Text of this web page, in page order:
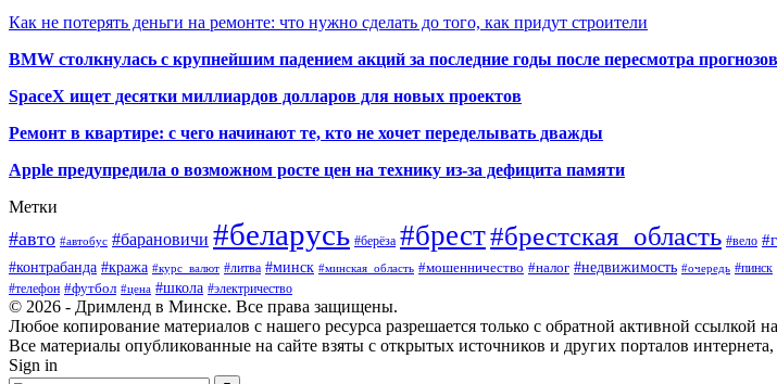
Как не потерять деньги на ремонте: что нужно сделать до того, как придут строители
BMW столкнулась с крупнейшим падением акций за последние годы после пересмотра прогнозов
SpaceX ищет десятки миллиардов долларов для новых проектов
Ремонт в квартире: с чего начинают те, кто не хочет переделывать дважды
Apple предупредила о возможном росте цен на технику из-за дефицита памяти
Метки
#авто #автобус #барановичи #беларусь #берёза #брест#брестская_область #вело
#контрабанда #кража #курс_валют #литва #минск #минская_область #мошенничество #налог #недвижимость #очередь #пинск
#телефон #футбол #цена #школа #электричество
© 2026 - Дримленд в Минске. Все права защищены.
Любое копирование материалов с нашего ресурса разрешается только с обратной активной ссылкой
Все материалы опубликованные на сайте взяты с открытых источников и других порталов
Sign in